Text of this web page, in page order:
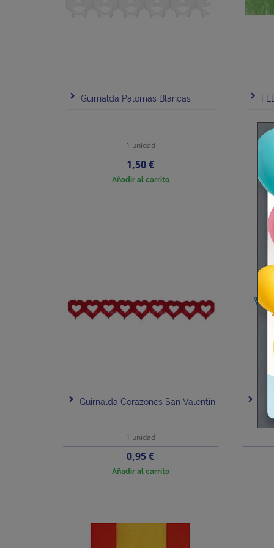
Guirnalda Palomas Blancas
1 unidad
Precio
1,50 €
Añadir al carrito
Guirnalda Corazones San Valentín
1 unidad
Precio
0,95 €
Añadir al carrito